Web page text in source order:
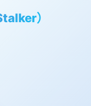
）